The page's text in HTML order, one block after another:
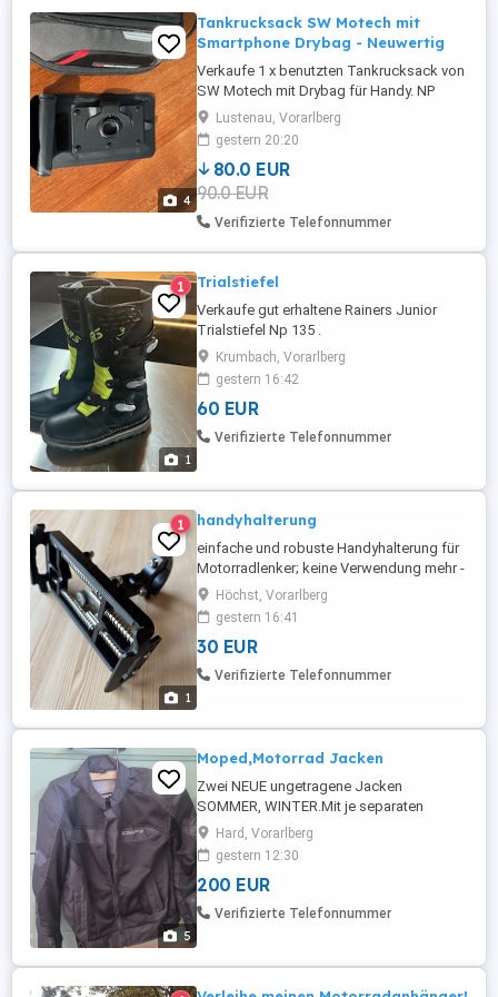
4
Tankrucksack SW Motech mit
Smartphone Drybag - Neuwertig
Verkaufe 1 x benutzten Tankrucksack von
SW Motech mit Drybag für Handy. NP
150,-.Lustenau, Vorarlberg
gestern 20:20
80.0 EUR
90.0 EUR
Verifizierte Telefonnummer
1
1 Trialstiefel
Verkaufe gut erhaltene Rainers Junior
Trialstiefel Np 135 .
Krumbach, Vorarlberg
gestern 16:42
60 EUR
Verifizierte Telefonnummer
1
1 handyhalterung
einfache und robuste Handyhalterung für
Motorradlenker; keine Verwendung mehr -
da Motorrad verkauft. Bei Interesse bitte
NUR anrufen!
Höchst, Vorarlberg
gestern 16:41
30 EUR
Verifizierte Telefonnummer
5
Moped,Motorrad Jacken
Zwei NEUE ungetragene Jacken
SOMMER, WINTER.Mit je separaten
Rückenprotektoren.GrößeL Damen.NP:400
.
Hard, Vorarlberg
gestern 12:30
200 EUR
Verifizierte Telefonnummer